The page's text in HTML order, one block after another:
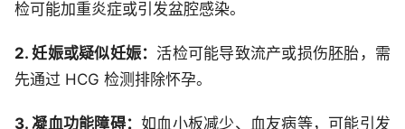
检可能加重炎症或引发盆腔感染。
2. 妊娠或疑似妊娠： 活检可能导致流产或损伤胚胎，需
先通过 HCG 检测排除怀孕。
3. 凝血功能障碍：如血小板减少、血友病等，可能引发